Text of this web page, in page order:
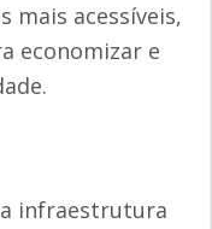
mais acessíveis,
economizar e
infraestrutura